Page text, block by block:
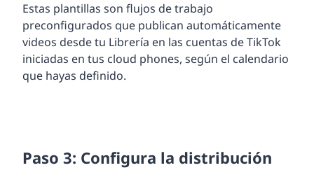
Estas plantillas son flujos de trabajo
preconfigurados que publican automáticamente
videos desde tu Librería en las cuentas de TikTok
iniciadas en tus cloud phones, según el calendario
que hayas definido.
Paso 3: Configura la distribución